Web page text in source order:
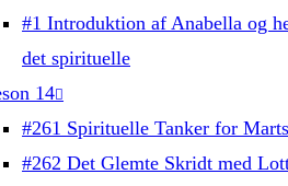
#1 Introduktion af Anabella og
det spirituelle
14
#261 Spirituelle Tanker for
#262 Det Glemte Skridt med